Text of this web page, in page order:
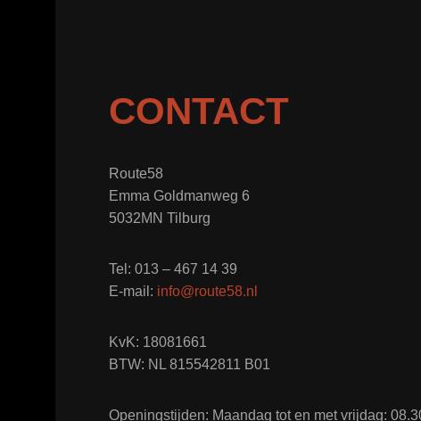
CONTACT
Route58
Emma Goldmanweg 6
5032MN Tilburg
Tel: 013 – 467 14 39
E-mail: info@route58.nl
KvK: 18081661
BTW: NL 815542811 B01
Openingstijden: Maandag tot en met vrijdag: